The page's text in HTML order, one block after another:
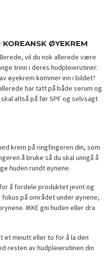
ØYEKREM
vil du nok allerede være
trinn i deres hudpleierutiner.
øyekrem kommer inn i bildet?
har tatt på både serum og
altså på før SPF og selvsagt
krem på ringfingeren din, som
å bruke så du skal unngå å
huden rundt øynene.
å fordele produktet jevnt og
på området under øynene,
IKKE gni huden eller dra
et minutt eller to for å la den
resten av hudpleierutinen din